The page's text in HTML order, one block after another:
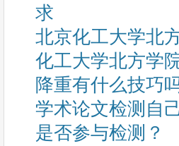
求
北京化工大学北
化工大学北方学
降重有什么技巧
学术论文检测自
是否参与检测？